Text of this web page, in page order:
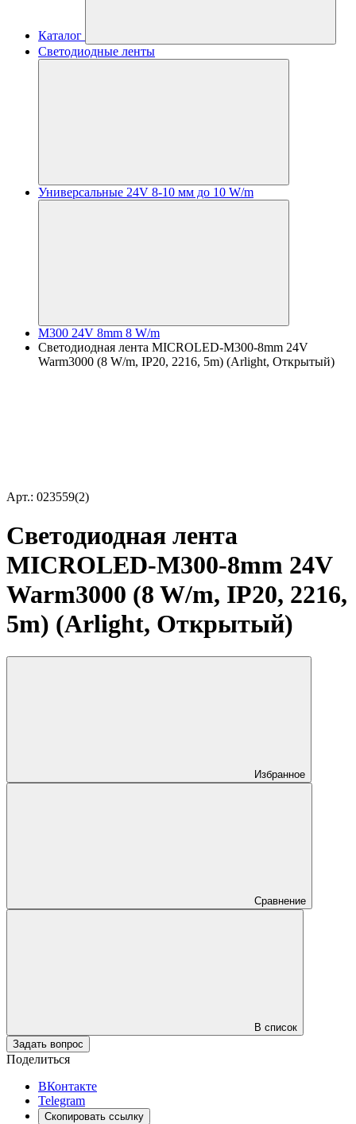
Каталог
Светодиодные ленты
Универсальные 24V 8-10 мм до 10 W/m
M300 24V 8mm 8 W/m
Светодиодная лента MICROLED-M300-8mm 24V
Warm3000 (8 W/m, IP20, 2216, 5m) (Arlight, Открытый)
Арт.: 023559(2)
Светодиодная лента
MICROLED-M300-8mm 24V
Warm3000 (8 W/m, IP20, 2216,
5m) (Arlight, Открытый)
Избранное
Сравнение
В список
Задать вопрос
Поделиться
ВКонтакте
Telegram
Скопировать ссылку